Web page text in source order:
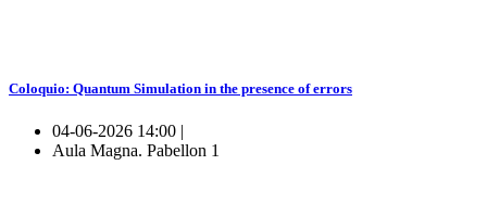
Coloquio: Quantum Simulation in the presence of errors
04-06-2026 14:00 |
Aula Magna. Pabellon 1